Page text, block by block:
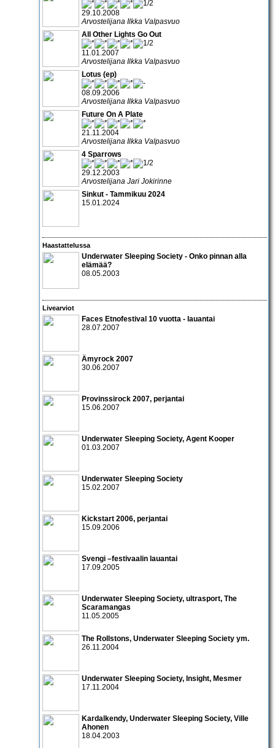
29.10.2008
Arvostelijana Ilkka Valpasvuo
All Other Lights Go Out
11.01.2007
Arvostelijana Ilkka Valpasvuo
Lotus (ep)
08.09.2006
Arvostelijana Ilkka Valpasvuo
Future On A Plate
21.11.2004
Arvostelijana Ilkka Valpasvuo
4 Sparrows
29.12.2003
Arvostelijana Jari Jokirinne
Sinkut - Tammikuu 2024
15.01.2024
Haastattelussa
Underwater Sleeping Society - Onko pinnan alla
elämää?
08.05.2003
Livearviot
Faces Etnofestival 10 vuotta - lauantai
28.07.2007
Ämyrock 2007
30.06.2007
Provinssirock 2007, perjantai
15.06.2007
Underwater Sleeping Society, Agent Kooper
01.03.2007
Underwater Sleeping Society
15.02.2007
Kickstart 2006, perjantai
15.09.2006
Svengi –festivaalin lauantai
17.09.2005
Underwater Sleeping Society, ultrasport, The
Scaramangas
11.05.2005
The Rollstons, Underwater Sleeping Society ym.
26.11.2004
Underwater Sleeping Society, Insight, Mesmer
17.11.2004
Kardalkendy, Underwater Sleeping Society, Ville
Ahonen
18.04.2003